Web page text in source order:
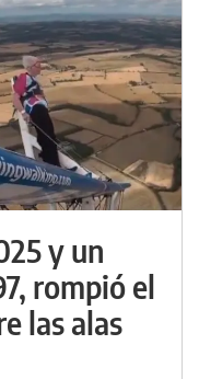
y un
rompió el
las alas